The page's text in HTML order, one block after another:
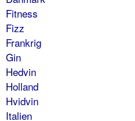
Fitness
Fizz
Frankrig
Gin
Hedvin
Holland
Hvidvin
Italien